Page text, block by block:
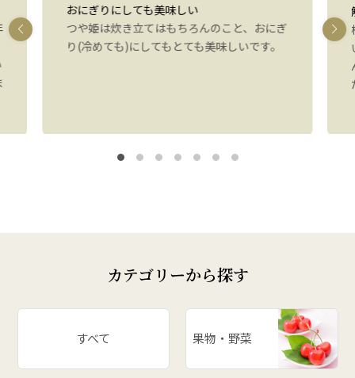
おにぎりにしても美味しい
つや姫は炊き立てはもちろんのこと、おにぎ
り(冷めても)にしてもとても美味しいです。
カテゴリーから探す
すべて 果物・野菜